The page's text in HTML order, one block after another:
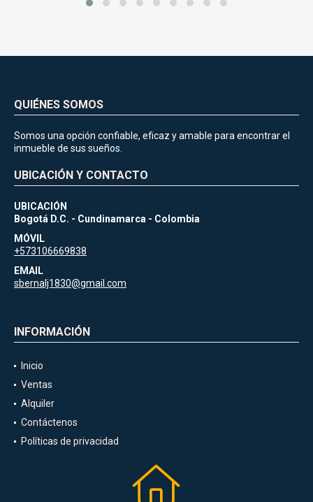
QUIÉNES SOMOS
Somos una opción confiable, eficaz y amable para encontrar el
inmueble de sus sueños.
UBICACIÓN Y CONTACTO
UBICACIÓN
Bogotá D.C. - Cundinamarca - Colombia
MÓVIL
+573106669838
EMAIL
sbernalj1830@gmail.com
INFORMACIÓN
Inicio
Ventas
Alquiler
Contáctenos
Políticas de privacidad